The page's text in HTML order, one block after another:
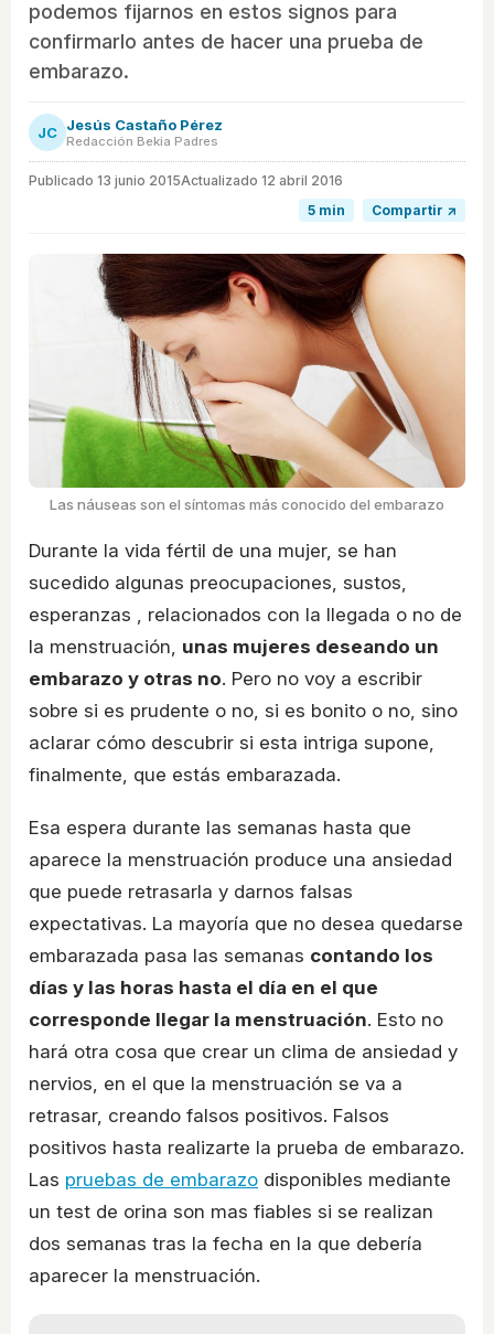
podemos fijarnos en estos signos para
confirmarlo antes de hacer una prueba de
embarazo.
JC Jesús Castaño Pérez
Redacción Bekia Padres
Publicado 13 junio 2015Actualizado 12 abril 2016
5 min
Compartir ↗
Las náuseas son el síntomas más conocido del embarazo
Durante la vida fértil de una mujer, se han
sucedido algunas preocupaciones, sustos,
esperanzas , relacionados con la llegada o no de
la menstruación, unas mujeres deseando un
embarazo y otras no. Pero no voy a escribir
sobre si es prudente o no, si es bonito o no, sino
aclarar cómo descubrir si esta intriga supone,
finalmente, que estás embarazada.
Esa espera durante las semanas hasta que
aparece la menstruación produce una ansiedad
que puede retrasarla y darnos falsas
expectativas. La mayoría que no desea quedarse
embarazada pasa las semanas contando los
días y las horas hasta el día en el que
corresponde llegar la menstruación. Esto no
hará otra cosa que crear un clima de ansiedad y
nervios, en el que la menstruación se va a
retrasar, creando falsos positivos. Falsos
positivos hasta realizarte la prueba de embarazo.
Las pruebas de embarazo disponibles mediante
un test de orina son mas fiables si se realizan
dos semanas tras la fecha en la que debería
aparecer la menstruación.